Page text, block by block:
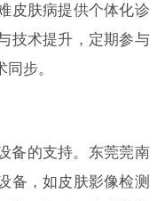
皮肤病提供个体化诊
技术提升，定期参与
步。
备的支持。东莞莞南
备，如皮肤影像检测